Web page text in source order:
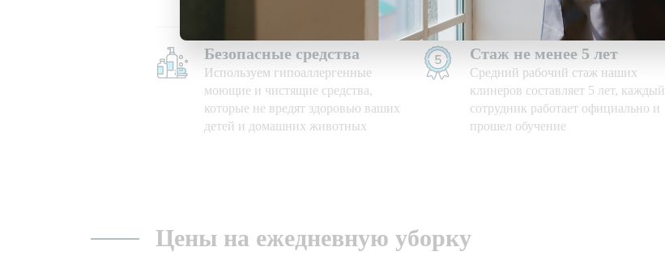
оборудованием
Безопасные средства
Используем гипоаллергенные
моющие и чистящие средства,
которые не вредят здоровью ваших
детей и домашних животных
Стаж не менее 5 лет
Средний рабочий стаж наших
клинеров составляет 5 лет, каждый
сотрудник работает официально и
прошел обучение
Цены на ежедневную уборку